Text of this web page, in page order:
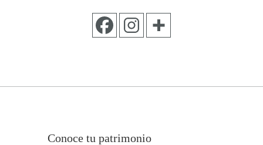
Conoce tu patrimonio